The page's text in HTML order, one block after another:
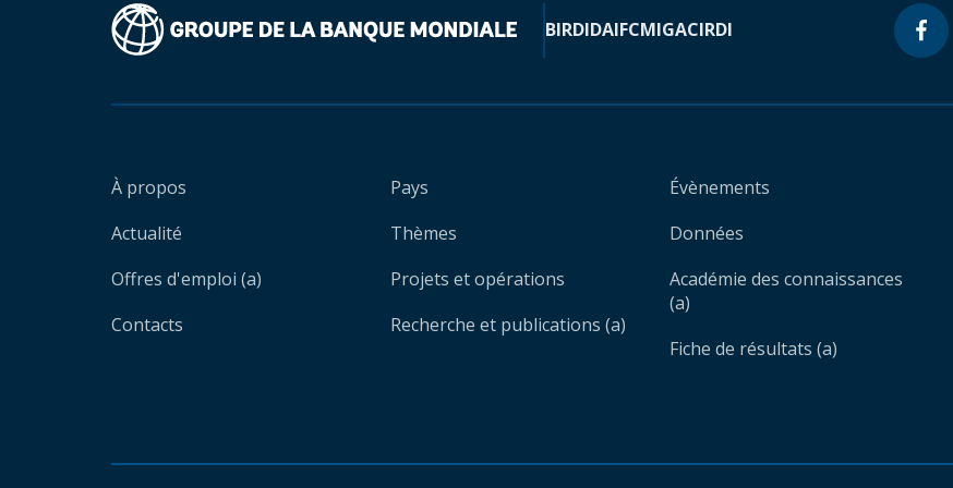
BIRDIDAIFCMIGACIRDI
À propos
Actualité
Offres d'emploi (a)
Contacts
Pays
Thèmes
Projets et opérations
Recherche et publications (a)
Évènements
Données
Académie des connaissances
(a)
Fiche de résultats (a)